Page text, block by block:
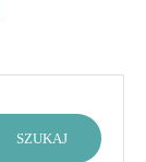
SZUKAJ